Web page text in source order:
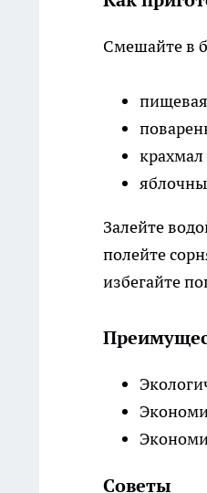
Смешайте в
Залейте
полейте
избегайте
Советы